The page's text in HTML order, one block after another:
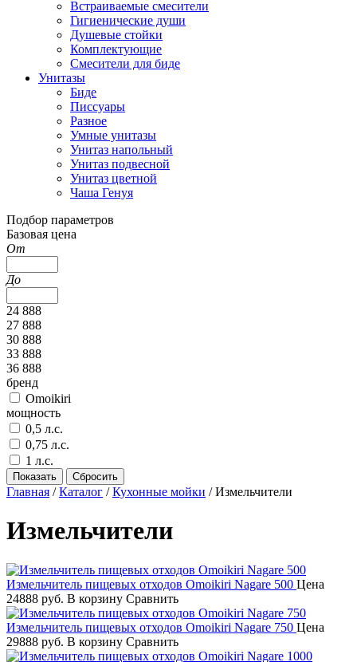
Встраиваемые смесители
Гигиенические души
Душевые стойки
Комплектующие
Смесители для биде
Унитазы
Биде
Писсуары
Разное
Умные унитазы
Унитаз напольный
Унитаз подвесной
Унитаз цветной
Чаша Генуя
Подбор параметров
Базовая цена
От
До
24 888
27 888
30 888
33 888
36 888
бренд
Omoikiri
мощность
0,5 л.с.
0,75 л.с.
1 л.с.
Главная /Каталог /Кухонные мойки /Измельчители
Измельчители
Измельчитель пищевых отходов Omoikiri Nagare 500 Цена
24888 руб. В корзину Сравнить
Измельчитель пищевых отходов Omoikiri Nagare 750 Цена
29888 руб. В корзину Сравнить